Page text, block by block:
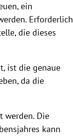
ein
Erforderlich
die dieses
ist die genaue
da die
werden. Die
kann